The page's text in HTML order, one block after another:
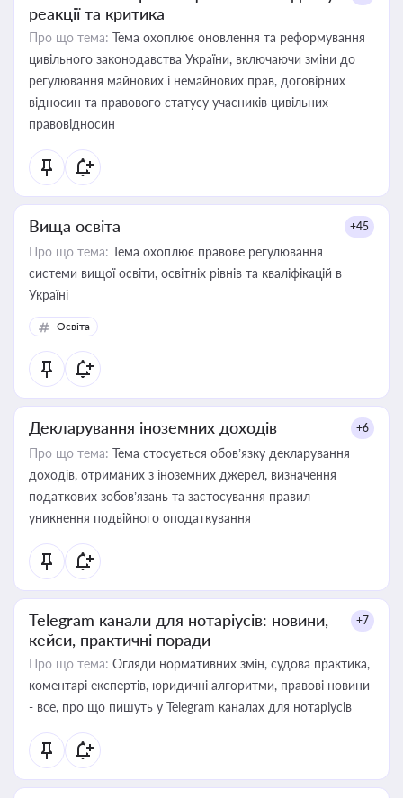
реакції та критика
Про що тема: Тема охоплює оновлення та реформування
цивільного законодавства України, включаючи зміни до
регулювання майнових і немайнових прав, договірних
відносин та правового статусу учасників цивільних
правовідносин
Вища освіта +45
Про що тема: Тема охоплює правове регулювання
системи вищої освіти, освітніх рівнів та кваліфікацій в
Україні
Освіта
Декларування іноземних доходів +6
Про що тема: Тема стосується обов’язку декларування
доходів, отриманих з іноземних джерел, визначення
податкових зобов’язань та застосування правил
уникнення подвійного оподаткування
Telegram канали для нотаріусів: новини,
кейси, практичні поради
+7
Про що тема: Огляди нормативних змін, судова практика,
коментарі експертів, юридичні алгоритми, правові новини
- все, про що пишуть у Telegram каналах для нотаріусів